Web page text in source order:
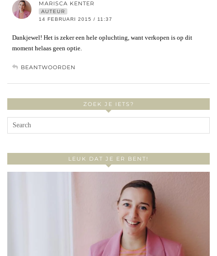
MARISCA KENTER
AUTEUR
14 FEBRUARI 2015 / 11:37
Dankjewel! Het is zeker een hele opluchting, want verkopen is op dit
moment helaas geen optie.
BEANTWOORDEN
ZOEK JE IETS?
LEUK DAT JE ER BENT!